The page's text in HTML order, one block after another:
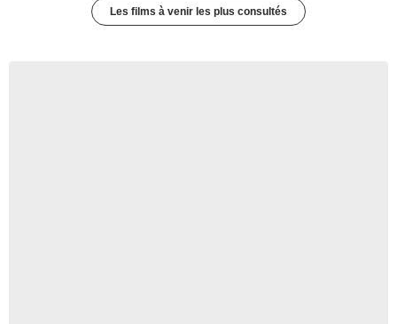
Les films à venir les plus consultés